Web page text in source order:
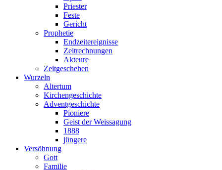
Priester
Feste
Gericht
Prophetie
Endzeitereignisse
Zeitrechnungen
Akteure
Zeitgeschehen
Wurzeln
Altertum
Kirchengeschichte
Adventgeschichte
Pioniere
Geist der Weissagung
1888
jüngere
Versöhnung
Gott
Familie